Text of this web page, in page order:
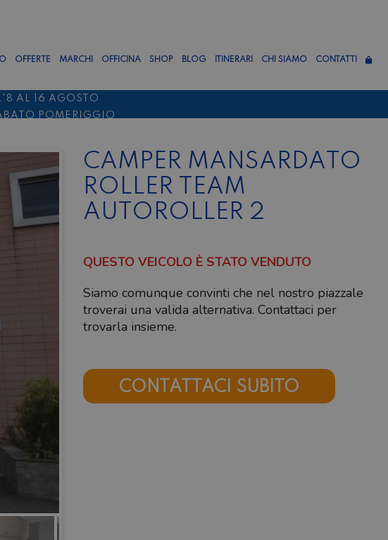
OFFERTE MARCHI OFFICINA SHOP BLOG ITINERARI CHI SIAMO CONTATTI
AL 16 AGOSTO
POMERIGGIO
CAMPER MANSARDATO
ROLLER TEAM
AUTOROLLER 2
QUESTO VEICOLO È STATO VENDUTO
Siamo comunque convinti che nel nostro piazzale
troverai una valida alternativa. Contattaci per
trovarla insieme.
CONTATTACI SUBITO